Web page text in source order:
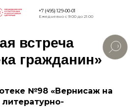
Версия для
+7 (495) 129-00-01
Ежедневно с 9:00 до 21:00
встреча
гражданин»
№98 «Вернисаж на